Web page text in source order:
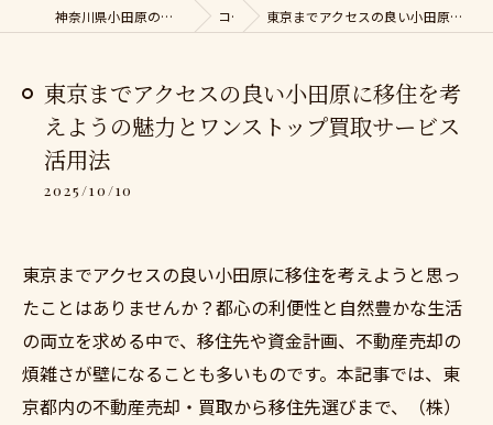
神奈川県小田原の不動産売却なら株式会社アヴニプレッセ コラム 東京までアクセスの良い小田原に移住を考えようの魅力とワンストップ買取サービス活用法
東京までアクセスの良い小田原に移住を考
えようの魅力とワンストップ買取サービス
活用法
2025/10/10
東京までアクセスの良い小田原に移住を考えようと思っ
たことはありませんか？都心の利便性と自然豊かな生活
の両立を求める中で、移住先や資金計画、不動産売却の
煩雑さが壁になることも多いものです。本記事では、東
京都内の不動産売却・買取から移住先選びまで、（株）